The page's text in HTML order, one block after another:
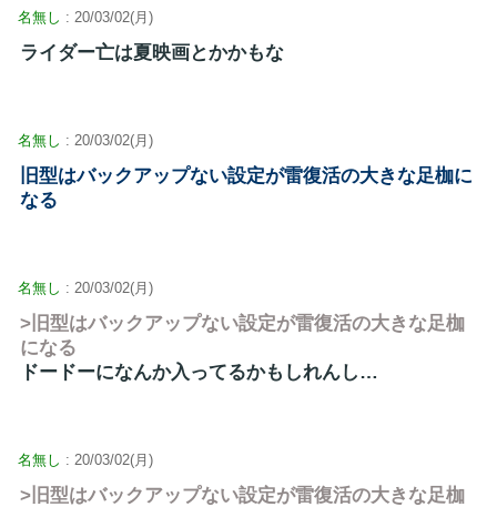
名無し : 20/03/02(月)
ライダー亡は夏映画とかかもな
名無し : 20/03/02(月)
旧型はバックアップない設定が雷復活の大きな足枷に
なる
名無し : 20/03/02(月)
>旧型はバックアップない設定が雷復活の大きな足枷
になる
ドードーになんか入ってるかもしれんし…
名無し : 20/03/02(月)
>旧型はバックアップない設定が雷復活の大きな足枷